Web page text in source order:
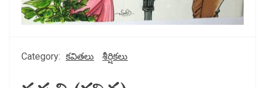
Category: కవితలు శీర్షికలు